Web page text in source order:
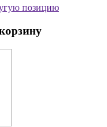
позицию